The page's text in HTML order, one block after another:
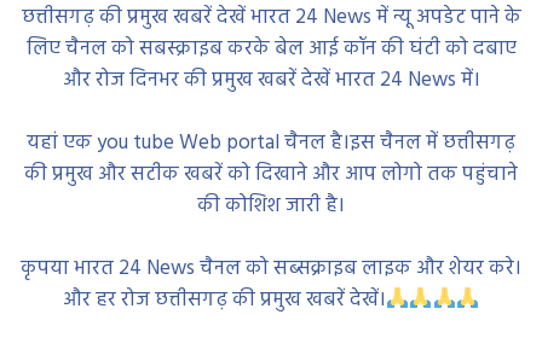
छत्तीसगढ़ की प्रमुख खबरें देखें भारत 24 News में न्यू अपडेट पाने के
लिए चैनल को सबस्क्राइब करके बेल आई कॉन की घंटी को दबाए
और रोज दिनभर की प्रमुख खबरें देखें भारत 24 News में।
यहां एक you tube Web portal चैनल है।इस चैनल में छत्तीसगढ़
की प्रमुख और सटीक खबरें को दिखाने और आप लोगो तक पहुंचाने
की कोशिश जारी है।
कृपया भारत 24 News चैनल को सब्सक्राइब लाइक और शेयर करे।
और हर रोज छत्तीसगढ़ की प्रमुख खबरें देखें।